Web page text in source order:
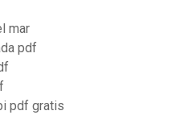
mar
pdf
pdf gratis